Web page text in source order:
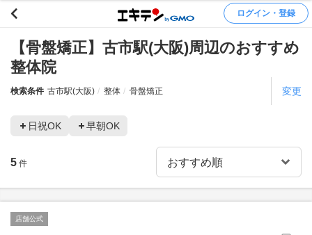
ログイン・登録
【骨盤矯正】古市駅(大阪)周辺のおすすめ
整体院
検索条件 古市駅(大阪) 整体 骨盤矯正 変更
日祝OK 早朝OK
5 件
店舗公式